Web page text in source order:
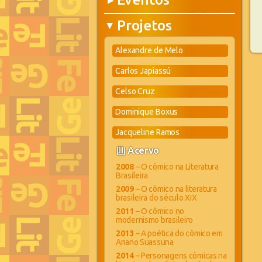
▶ Projetos
Alexandre de Melo
Carlos Japiassú
Celso Cruz
Dominique Boxus
Jacqueline Ramos
book_4Acervo
2008– O cômico na Literatura
Brasileira
2009– O cômico na literatura
brasileira do século XIX
2011 – O cômico no
modernismo brasileiro
2013 – A poética do cômico em
Ariano Suassuna
2014– Personagens cômicas na